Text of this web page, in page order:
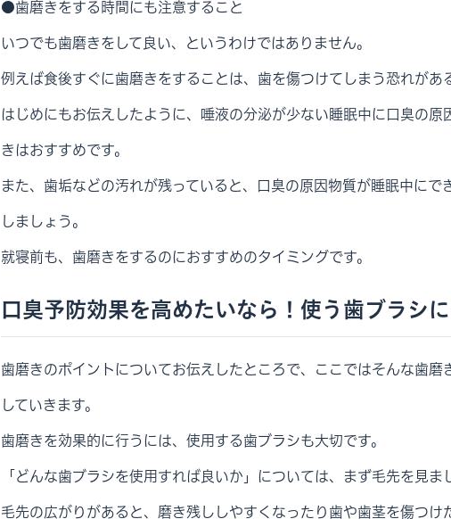
●歯磨きをする時間にも注意すること
いつでも歯磨きをして良い、というわけではありません。
例えば食後すぐに歯磨きをすることは、歯を傷つけてしまう恐れがあ
はじめにもお伝えしたように、唾液の分泌が少ない睡眠中に口臭の
きはおすすめです。
また、歯垢などの汚れが残っていると、口臭の原因物質が睡眠中に
しましょう。
就寝前も、歯磨きをするのにおすすめのタイミングです。
口臭予防効果を高めたいなら！使う歯ブラシ
歯磨きのポイントについてお伝えしたところで、ここではそんな歯
していきます。
歯磨きを効果的に行うには、使用する歯ブラシも大切です。
「どんな歯ブラシを使用すれば良いか」については、まず毛先を見ま
毛先の広がりがあると、磨き残ししやすくなったり歯や歯茎を傷つけ